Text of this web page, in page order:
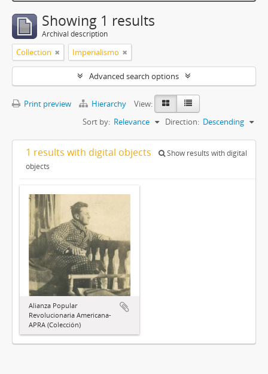
Showing 1 results
Archival description
Collection Imperialismo
Advanced search options
Print preview Hierarchy
View:
Sort by: Relevance Direction: Descending
1 results with digital objects
Show results with digital
objects
Alianza Popular
Revolucionaria Americana-
APRA (Colección)